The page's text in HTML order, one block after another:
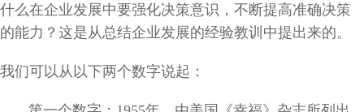
什么在企业发展中要强化决策意识，不断提高准确决策
的能力？这是从总结企业发展的经验教训中提出来的。
我们可以从以下两个数字说起：